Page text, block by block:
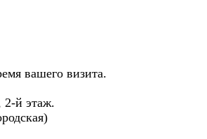
вашего визита.
2-й этаж.